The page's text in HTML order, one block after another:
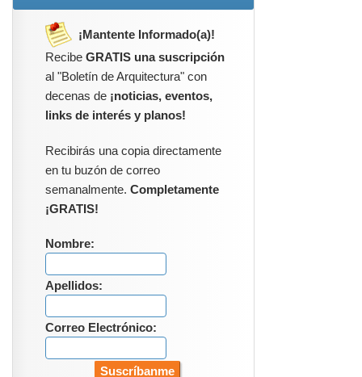
¡Mantente Informado(a)!
Recibe GRATIS una suscripción
al "Boletín de Arquitectura" con
decenas de ¡noticias, eventos,
links de interés y planos!
Recibirás una copia directamente
en tu buzón de correo
semanalmente. Completamente
¡GRATIS!
Nombre:
Apellidos:
Correo Electrónico: